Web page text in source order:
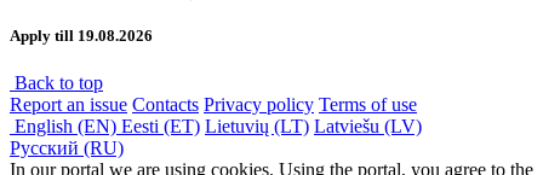
Apply till 19.08.2026
Back to top
Report an issue Contacts Privacy policy Terms of use
English (EN) Eesti (ET) Lietuvių (LT) Latviešu (LV)
Русский (RU)
In our portal we are using cookies. Using the portal, you agree to the